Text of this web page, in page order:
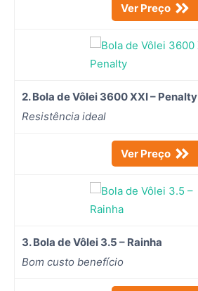
Ver Preço
2. Bola de Vôlei 3600 XXI – Penalty
Resistência ideal
Ver Preço
3. Bola de Vôlei 3.5 – Rainha
Bom custo benefício